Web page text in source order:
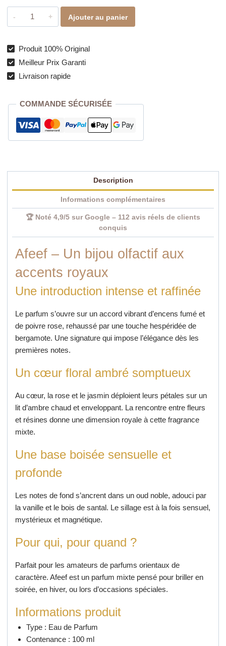
quantité
de
–
Parfum
oriental
exception
pour
femme
–
Ajouter au panier
Produit 100% Original
Meilleur Prix Garanti
Livraison rapide
COMMANDE SÉCURISÉE
Description
Informations complémentaires
🏆 Noté 4,9/5 sur Google – 112 avis réels de clients
conquis
Afeef – Un bijou olfactif aux
accents royaux
Une introduction intense et raffinée
Le parfum s’ouvre sur un accord vibrant d’encens fumé et
de poivre rose, rehaussé par une touche hespéridée de
bergamote. Une signature qui impose l’élégance dès les
premières notes.
Un cœur floral ambré somptueux
Au cœur, la rose et le jasmin déploient leurs pétales sur un
lit d’ambre chaud et enveloppant. La rencontre entre fleurs
et résines donne une dimension royale à cette fragrance
mixte.
Une base boisée sensuelle et
profonde
Les notes de fond s’ancrent dans un oud noble, adouci par
la vanille et le bois de santal. Le sillage est à la fois sensuel,
mystérieux et magnétique.
Pour qui, pour quand ?
Parfait pour les amateurs de parfums orientaux de
caractère. Afeef est un parfum mixte pensé pour briller en
soirée, en hiver, ou lors d’occasions spéciales.
Informations produit
Type : Eau de Parfum
Contenance : 100 ml